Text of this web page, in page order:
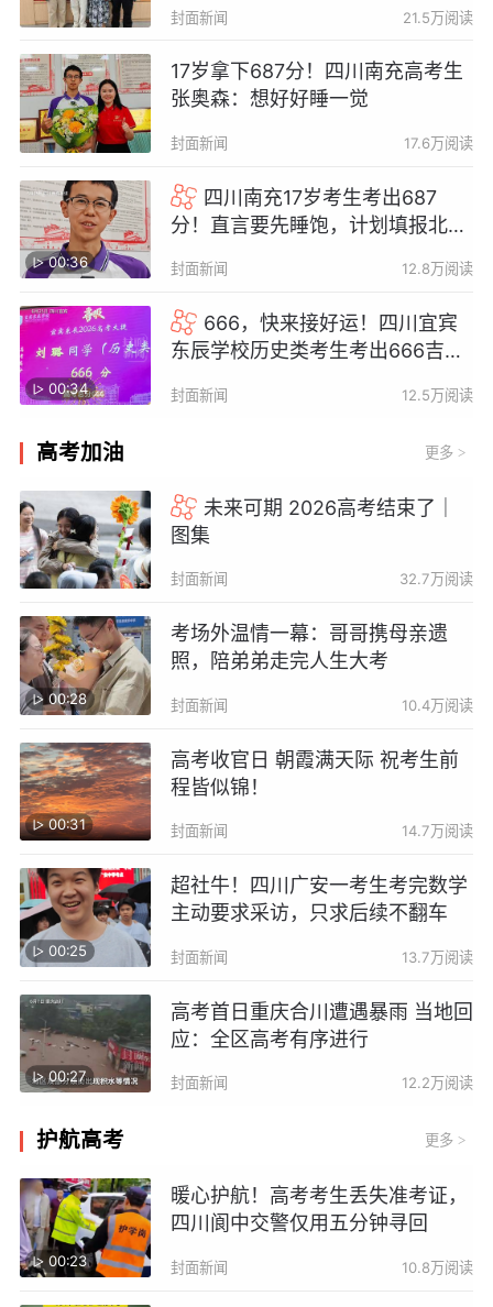
封面新闻 21.5万阅读
17岁拿下687分！四川南充高考生
张奥森：想好好睡一觉
封面新闻 17.6万阅读
00:36
四川南充17岁考生考出687
分！直言要先睡饱，计划填报北大
封面新闻 12.8万阅读
00:34
666，快来接好运！四川宜宾
东辰学校历史类考生考出666吉利
封面新闻 12.5万阅读
高考加油 更多 >
未来可期 2026高考结束了｜
图集
封面新闻 32.7万阅读
00:28
考场外温情一幕：哥哥携母亲遗
照，陪弟弟走完人生大考
封面新闻 10.4万阅读
00:31
高考收官日 朝霞满天际 祝考生前
程皆似锦！
封面新闻 14.7万阅读
00:25
超社牛！四川广安一考生考完数学
主动要求采访，只求后续不翻车
封面新闻 13.7万阅读
00:27
高考首日重庆合川遭遇暴雨 当地回
应：全区高考有序进行
封面新闻 12.2万阅读
护航高考 更多 >
00:23
暖心护航！高考考生丢失准考证，
四川阆中交警仅用五分钟寻回
封面新闻 10.8万阅读